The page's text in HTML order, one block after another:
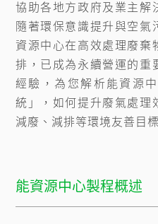
協助各地方政府及業主解
隨著環保意識提升與空氣
資源中心在高效處理廢棄
排，已成為永續營運的重
經驗，為您解析能資源
統」，如何提升廢氣處理
減廢、減排等環境友善目標
能資源中心製程概述